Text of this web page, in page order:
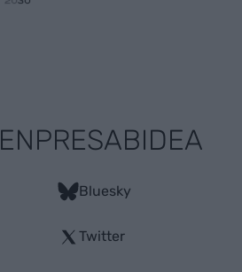
Bluesky
Twitter